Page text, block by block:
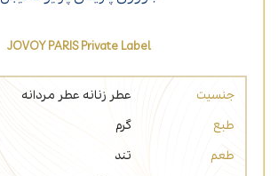
JOVOY PARIS Private Label
جنسیت عطر زنانه عطر مردانه
طبع
گرم
طعم
تند